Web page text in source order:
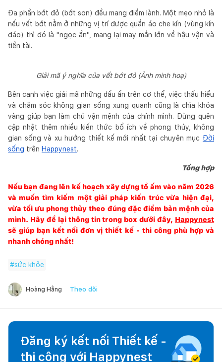
Đa phần bớt đỏ (bớt son) đều mang điềm lành. Một mẹo nhỏ là
nếu vết bớt nằm ở những vị trí được quần áo che kín (vùng kín
đáo) thì đó là "ngọc ẩn", mang lại may mắn lớn về hậu vận và
tiền tài.
Giải mã ý nghĩa của vết bớt đỏ (Ảnh minh hoạ)
Bên cạnh việc giải mã những dấu ấn trên cơ thể, việc thấu hiểu
và chăm sóc không gian sống xung quanh cũng là chìa khóa
vàng giúp bạn làm chủ vận mệnh của chính mình. Đừng quên
cập nhật thêm nhiều kiến thức bổ ích về phong thủy, không
gian sống và xu hướng thiết kế mới nhất tại chuyên mục Đời
sống trên Happynest.
Tổng hợp
Nếu bạn đang lên kế hoạch xây dựng tổ ấm vào năm 2026
và muốn tìm kiếm một giải pháp kiến trúc vừa hiện đại,
vừa tối ưu phong thủy theo đúng đặc điểm bản mệnh của
mình. Hãy để lại thông tin trong box dưới đây, Happynest
sẽ giúp bạn kết nối đơn vị thiết kế - thi công phù hợp và
nhanh chóng nhất!
#sức khỏe
Hoàng Hằng Theo dõi
Đăng ký kết nối Thiết kế -
thi công với Happynest